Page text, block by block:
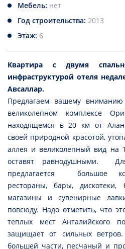
Мебель: нет
Год строительства: 2013
Этаж: 6
Квартира с двумя
инфраструктурой отеля
Авсаллар.
Предлагаем вашему
великолепном комплексе
находящемся в 20 км от
своей природной красотой,
аллея и великолепный вид на
оставят равнодушными.
предлагается большое
рестораны, бары,
магазины и сувенирные
повсюду. Надо отметить, что
теплых мест Анталийского
защищает от сильных
большей части, песчаный и